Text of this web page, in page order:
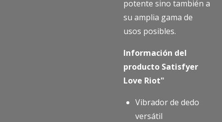
potente sino también a
su amplia gama de
usos posibles.
Información del
producto Satisfyer
Love Riot"
Vibrador de dedo
versátil